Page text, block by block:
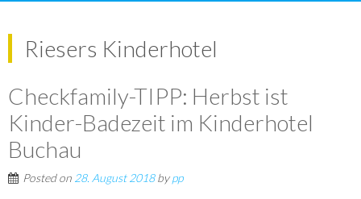
Riesers Kinderhotel
Checkfamily-TIPP: Herbst ist
Kinder-Badezeit im Kinderhotel
Buchau
Posted on 28. August 2018bypp